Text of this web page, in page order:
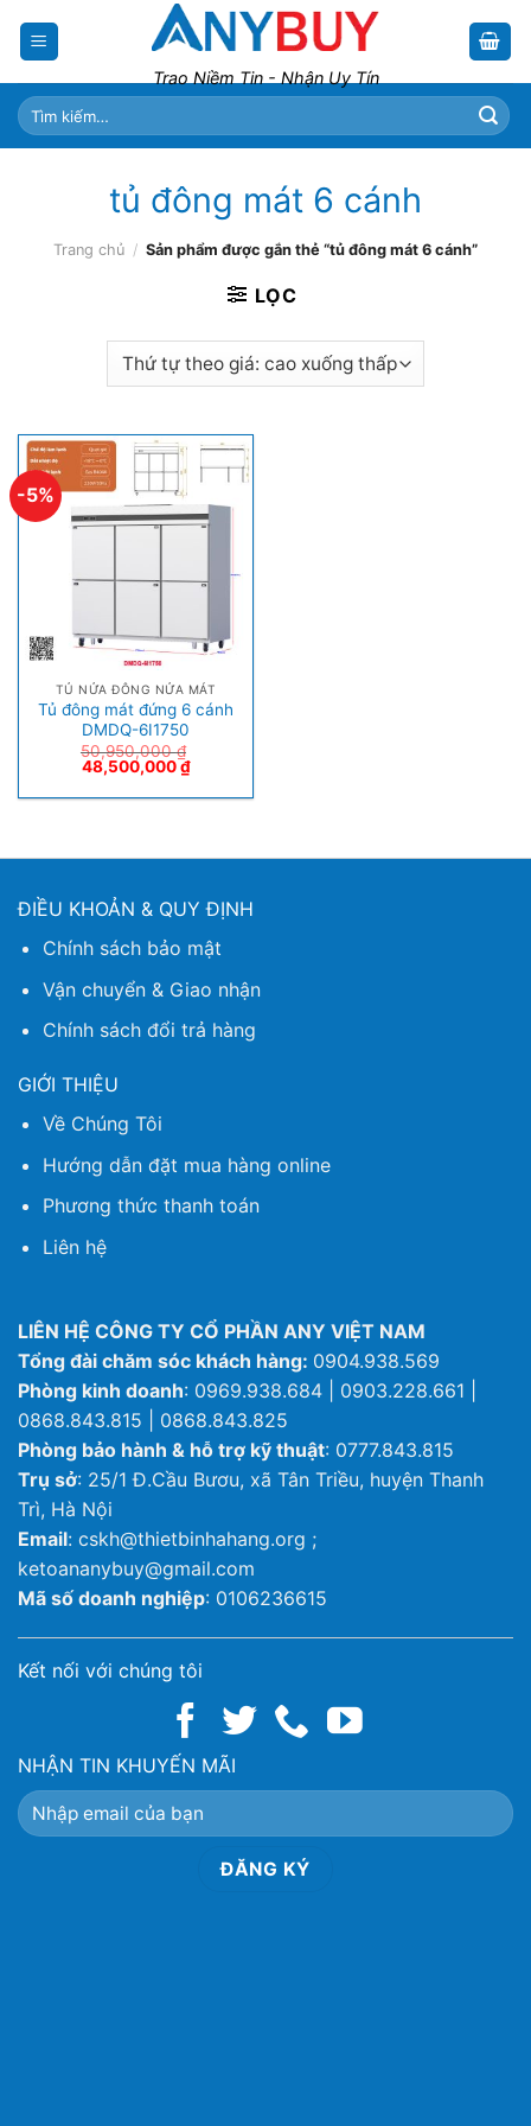
Trao Niềm Tin - Nhận Uy Tín
Tìm
kiếm:
tủ đông mát 6 cánh
Trang chủ / Sản phẩm được gắn thẻ “tủ đông mát 6 cánh”
LỌC
-5%
TỦ NỬA ĐÔNG NỬA MÁT
Tủ đông mát đứng 6 cánh
DMDQ-6I1750
50,950,000₫
48,500,000₫
ĐIỀU KHOẢN & QUY ĐỊNH
Chính sách bảo mật
Vận chuyển & Giao nhận
Chính sách đổi trả hàng
GIỚI THIỆU
Về Chúng Tôi
Hướng dẫn đặt mua hàng online
Phương thức thanh toán
Liên hệ
LIÊN HỆ CÔNG TY CỔ PHẦN ANY VIỆT NAM
Tổng đài chăm sóc khách hàng: 0904.938.569
Phòng kinh doanh: 0969.938.684 | 0903.228.661 |
0868.843.815 | 0868.843.825
Phòng bảo hành & hỗ trợ kỹ thuật: 0777.843.815
Trụ sở: 25/1 Đ.Cầu Bươu, xã Tân Triều, huyện Thanh
Trì, Hà Nội
Email: cskh@thietbinhahang.org ;
ketoananybuy@gmail.com
Mã số doanh nghiệp: 0106236615
Kết nối với chúng tôi
NHẬN TIN KHUYẾN MÃI